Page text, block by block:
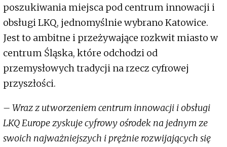
poszukiwania miejsca pod centrum innowacji i
obsługi LKQ, jednomyślnie wybrano Katowice.
Jest to ambitne i przeżywające rozkwit miasto w
centrum Śląska, które odchodzi od
przemysłowych tradycji na rzecz cyfrowej
przyszłości.
– Wraz z utworzeniem centrum innowacji i obsługi
LKQ Europe zyskuje cyfrowy ośrodek na jednym ze
swoich najważniejszych i prężnie rozwijających się